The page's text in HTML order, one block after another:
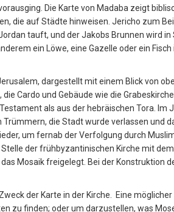
Die Karte von Madaba zeigt
die auf Städte hinweisen. Jericho zum
tauft, und der Jakobs Brunnen wird
ein Löwe, eine Gazelle oder ein
dargestellt mit einem Blick von
Cardo und Gebäude wie die
als aus der hebräischen Tora. Im
die Stadt wurde verlassen und
um fernab der Verfolgung durch
der frühbyzantinischen Kirche mit
Mosaik freigelegt. Bei der Konstruktion
der Karte in der Kirche. Eine
zu finden; oder um darzustellen, was